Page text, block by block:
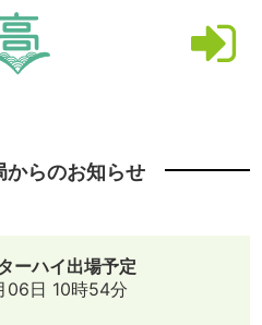
からのお知らせ
ーハイ出場予定
06日 10時54分